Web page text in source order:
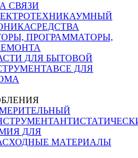
СВЯЗИ
УМНЫЙ
СРЕДСТВА
ПРОГРАММАТОРЫ,
ДЛЯ БЫТОВОЙ
ВСЕ ДЛЯ
ДЛЯ
МАТЕРИАЛЫ